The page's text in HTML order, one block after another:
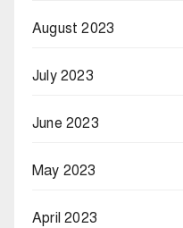
August 2023
July 2023
June 2023
May 2023
April 2023